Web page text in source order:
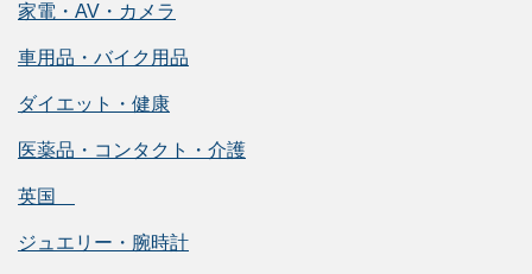
家電・AV・カメラ
車用品・バイク用品
ダイエット・健康
医薬品・コンタクト・介護
英国
ジュエリー・腕時計